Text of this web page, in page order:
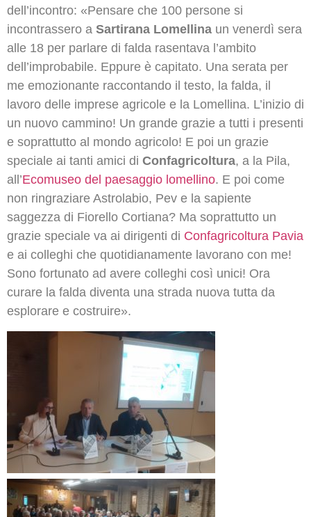
dell’incontro: «Pensare che 100 persone si
incontrassero a Sartirana Lomellina un venerdì sera
alle 18 per parlare di falda rasentava l’ambito
dell’improbabile. Eppure è capitato. Una serata per
me emozionante raccontando il testo, la falda, il
lavoro delle imprese agricole e la Lomellina. L’inizio di
un nuovo cammino! Un grande grazie a tutti i presenti
e soprattutto al mondo agricolo! E poi un grazie
speciale ai tanti amici di Confagricoltura, a la Pila,
all’Ecomuseo del paesaggio lomellino. E poi come
non ringraziare Astrolabio, Pev e la sapiente
saggezza di Fiorello Cortiana? Ma soprattutto un
grazie speciale va ai dirigenti di Confagricoltura Pavia
e ai colleghi che quotidianamente lavorano con me!
Sono fortunato ad avere colleghi così unici! Ora
curare la falda diventa una strada nuova tutta da
esplorare e costruire».